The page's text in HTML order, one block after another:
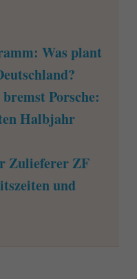
Was plant
Porsche:
Halbjahr
Zulieferer ZF
und